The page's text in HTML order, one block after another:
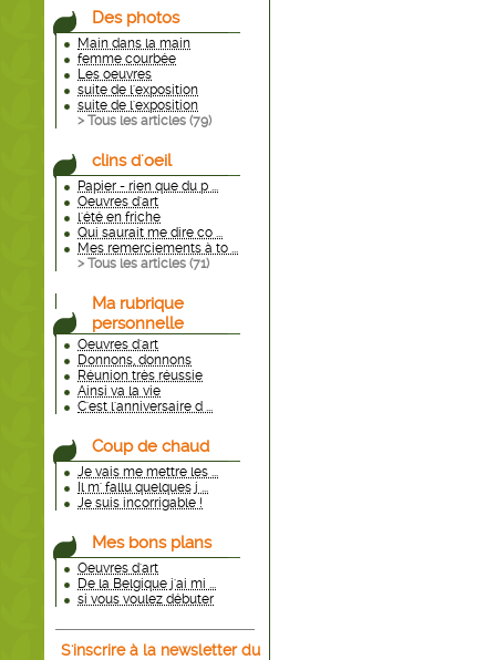
Des photos
Main dans la main
femme courbée
Les oeuvres
suite de l'exposition
suite de l'exposition
> Tous les articles (79)
clins d'oeil
Papier - rien que du p ...
Oeuvres d'art
l'été en friche
Qui saurait me dire co ...
Mes remerciements à to ...
> Tous les articles (71)
Ma rubrique
personnelle
Oeuvres d'art
Donnons, donnons
Réunion très réussie
Ainsi va la vie
C'est l'anniversaire d ...
Coup de chaud
Je vais me mettre les ...
Il m' fallu quelques j ...
Je suis incorrigable !
Mes bons plans
Oeuvres d'art
De la Belgique j'ai mi ...
si vous voulez débuter
S'inscrire à la newsletter du